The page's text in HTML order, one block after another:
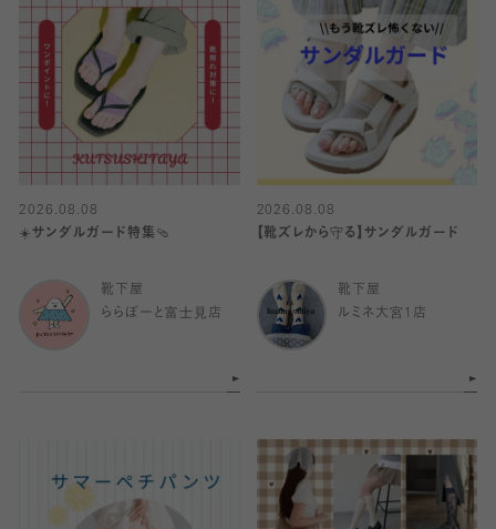
2026.08.08
☀️サンダルガード特集🩴
靴下屋
ららぽーと富士見店
2026.08.08
【靴ズレから守る】サンダルガード
靴下屋
ルミネ大宮1店